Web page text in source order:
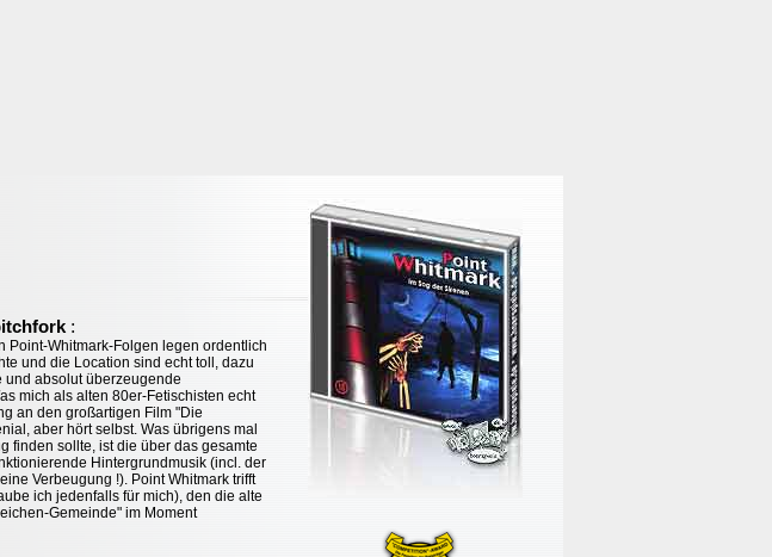
:
Point-Whitmark-Folgen legen ordentlich
und die Location sind echt toll, dazu
und absolut überzeugende
mich als alten 80er-Fetischisten echt
an den großartigen Film "Die
aber hört selbst. Was übrigens mal
finden sollte, ist die über das gesamte
Hintergrundmusik (incl. der
Verbeugung !). Point Whitmark trifft
ich jedenfalls für mich), den die alte
Gemeinde" im Moment